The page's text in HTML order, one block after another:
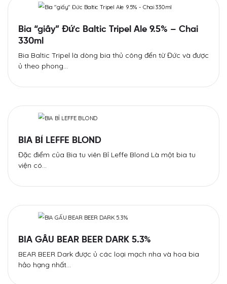
Bia “giấy” Đức Baltic Tripel Ale 9.5% – Chai
330ml
Bia Baltic Tripel là dòng bia thủ công đến từ Đức và được
ủ theo phong…
BIA BỈ LEFFE BLOND
Đặc điểm của Bia tu viên Bỉ Leffe Blond Là một bia tu
viện có…
BIA GẤU BEAR BEER DARK 5.3%
BEAR BEER Dark được ủ các loại mạch nha và hoa bia
hảo hạng nhất…